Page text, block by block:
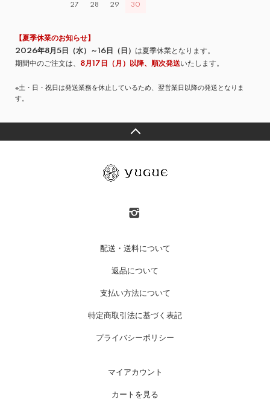
27 28 29 30
【夏季休業のお知らせ】
2026年8月5日（水）～16日（日） は夏季休業となります。
期間中のご注文は、 8月17日（月）以降、順次発送いたします。
※土・日・祝日は発送業務を休止しているため、翌営業日以降の発送となりま
す。
配送・送料について
返品について
支払い方法について
特定商取引法に基づく表記
プライバシーポリシー
マイアカウント
カートを見る